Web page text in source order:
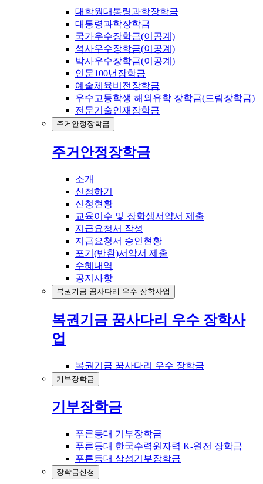
대학원대통령과학장학금
대통령과학장학금
국가우수장학금(이공계)
석사우수장학금(이공계)
박사우수장학금(이공계)
인문100년장학금
예술체육비전장학금
우수고등학생 해외유학 장학금(드림장학금)
전문기술인재장학금
주거안정장학금
주거안정장학금
소개
신청하기
신청현황
교육이수 및 장학생서약서 제출
지급요청서 작성
지급요청서 승인현황
포기(반환)서약서 제출
수혜내역
공지사항
복권기금 꿈사다리 우수 장학사업
복권기금 꿈사다리 우수 장학사
업
복권기금 꿈사다리 우수 장학금
기부장학금
기부장학금
푸른등대 기부장학금
푸른등대 한국수력원자력 K-원전 장학금
푸른등대 삼성기부장학금
장학금신청